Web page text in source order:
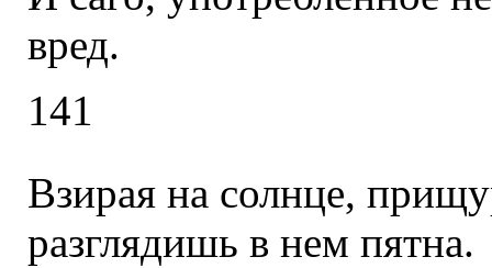
вред.
141
Взирая на солнце,
разглядишь в нем пятна.